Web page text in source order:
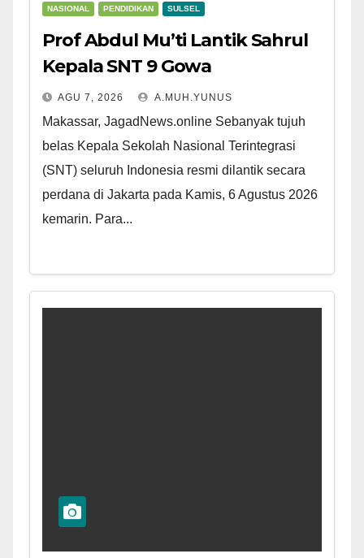
NASIONAL PENDIDIKAN SULSEL
Prof Abdul Mu’ti Lantik Sahrul
Kepala SNT 9 Gowa
AGU 7, 2026 A.MUH.YUNUS
Makassar, JagadNews.online Sebanyak tujuh
belas Kepala Sekolah Nasional Terintegrasi
(SNT) seluruh Indonesia resmi dilantik secara
perdana di Jakarta pada Kamis, 6 Agustus 2026
kemarin. Para...